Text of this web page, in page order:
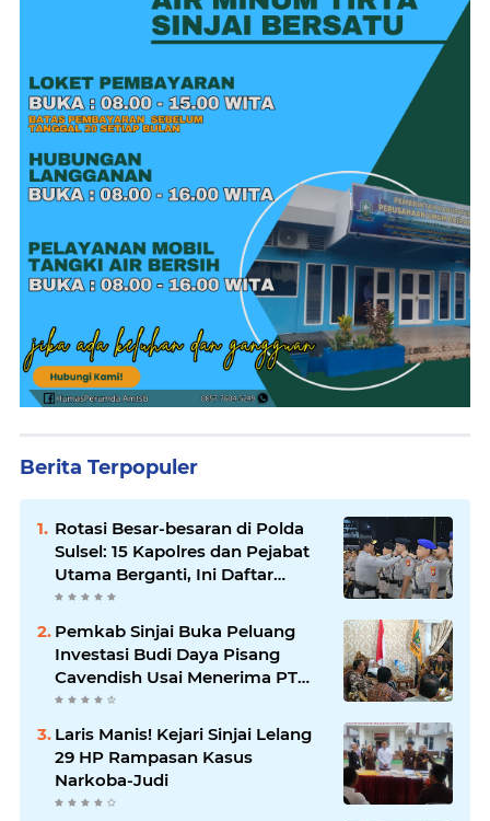
Berita Terpopuler
Rotasi Besar-besaran di Polda
Sulsel: 15 Kapolres dan Pejabat
Utama Berganti, Ini Daftar
Lengkapnya
Pemkab Sinjai Buka Peluang
Investasi Budi Daya Pisang
Cavendish Usai Menerima PT
GGF
Laris Manis! Kejari Sinjai Lelang
29 HP Rampasan Kasus
Narkoba-Judi